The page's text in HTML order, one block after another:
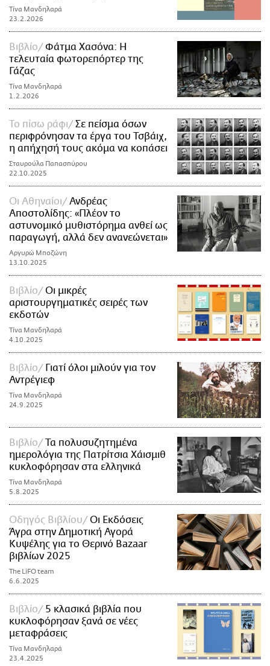
Τίνα Μανδηλαρά
23.2.2026
Βιβλίο
Φάτμα Χασόνα: Η
τελευταία φωτορεπόρτερ της
Γάζας
Τίνα Μανδηλαρά
1.2.2026
Το πίσω ράφι
Σε πείσμα όσων
περιφρόνησαν τα έργα του Τσβάιχ,
η απήχησή τους ακόμα να κοπάσει
Σταυρούλα Παπασπύρου
22.10.2025
Οι Αθηναίοι
Ανδρέας
Αποστολίδης: «Πλέον το
αστυνομικό μυθιστόρημα ανθεί ως
παραγωγή, αλλά δεν ανανεώνεται»
Αργυρώ Μποζώνη
13.10.2025
Βιβλίο
Οι μικρές
αριστουργηματικές σειρές των
εκδοτών
Τίνα Μανδηλαρά
4.10.2025
Βιβλίο
Γιατί όλοι μιλούν για τον
Αντρέγιεφ
Τίνα Μανδηλαρά
24.9.2025
Βιβλίο
Τα πολυσυζητημένα
ημερολόγια της Πατρίτσια Χάισμιθ
κυκλοφόρησαν στα ελληνικά
Τίνα Μανδηλαρά
5.8.2025
Οδηγός Βιβλίου
Οι Εκδόσεις
Άγρα στην Δημοτική Αγορά
Κυψέλης για το Θερινό Bazaar
βιβλίων 2025
The LiFO team
6.6.2025
Βιβλίο
5 κλασικά βιβλία που
κυκλοφόρησαν ξανά σε νέες
μεταφράσεις
Τίνα Μανδηλαρά
23.4.2025